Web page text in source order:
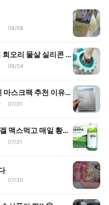
08/08
강아지 샤워기 발 세척 회오리 물살 실리콘 브러시 헤드 추천
08/04
쥬베룩 PDLLA 콜라겐 마스크팩 추천 이유와 주 몇 회 쓰는지
07/31
유니베라 알로에 슈퍼겔 맥스먹고 매일 황금똥
07/31
07/30